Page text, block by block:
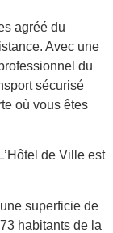
agréé du
Avec une
du
sécurisé
où vous êtes
de Ville est
superficie de
habitants de la